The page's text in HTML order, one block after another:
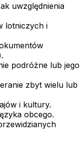
uwzględnienia
lotniczych i
podróżne lub jego
zbyt wielu lub
i kultury.
obcego.